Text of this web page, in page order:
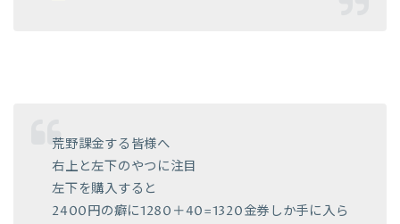
荒野課金する皆様へ
右上と左下のやつに注目
左下を購入すると
2400円の癖に1280＋40=1320金券しか手に入ら